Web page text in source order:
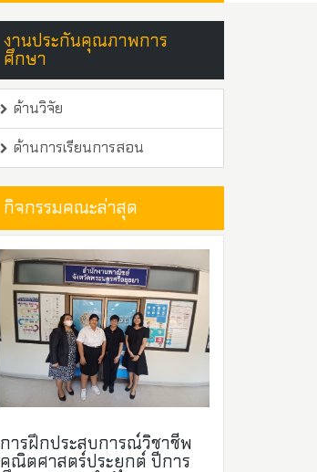
งานประกันคุณภาพการ
ศึกษา
ด้านวิจัย
ด้านการเรียนการสอน
กิจกรรมคณะล่าสุด
การฝึกประสบการณ์วิชาชีพ
คณิตศาสตร์ประยุกต์ ปีการ